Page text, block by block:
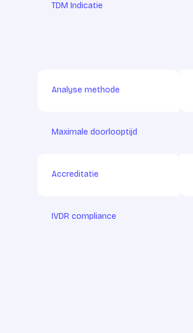
TDM Indicatie
Analyse methode
Maximale doorlooptijd
Accreditatie
IVDR compliance